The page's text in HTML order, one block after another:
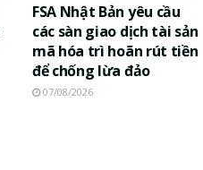
FSA Nhật Bản yêu cầu
các sàn giao dịch tài sản
mã hóa trì hoãn rút tiền
để chống lừa đảo
07/08/2026